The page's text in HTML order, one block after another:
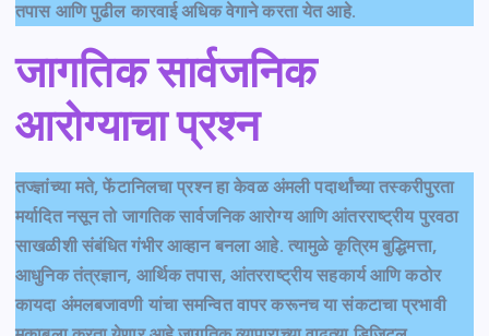
तपास आणि पुढील कारवाई अधिक वेगाने करता येत आहे.
जागतिक सार्वजनिक
आरोग्याचा प्रश्न
तज्ज्ञांच्या मते, फेंटानिलचा प्रश्न हा केवळ अंमली पदार्थांच्या तस्करीपुरता
मर्यादित नसून तो जागतिक सार्वजनिक आरोग्य आणि आंतरराष्ट्रीय पुरवठा
साखळीशी संबंधित गंभीर आव्हान बनला आहे. त्यामुळे कृत्रिम बुद्धिमत्ता,
आधुनिक तंत्रज्ञान, आर्थिक तपास, आंतरराष्ट्रीय सहकार्य आणि कठोर
कायदा अंमलबजावणी यांचा समन्वित वापर करूनच या संकटाचा प्रभावी